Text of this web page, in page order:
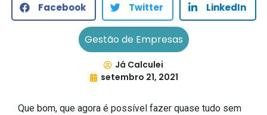
Facebook Twitter LinkedIn
Gestão de Empresas
Já Calculei
setembro 21, 2021
Que bom, que agora é possível fazer quase tudo sem